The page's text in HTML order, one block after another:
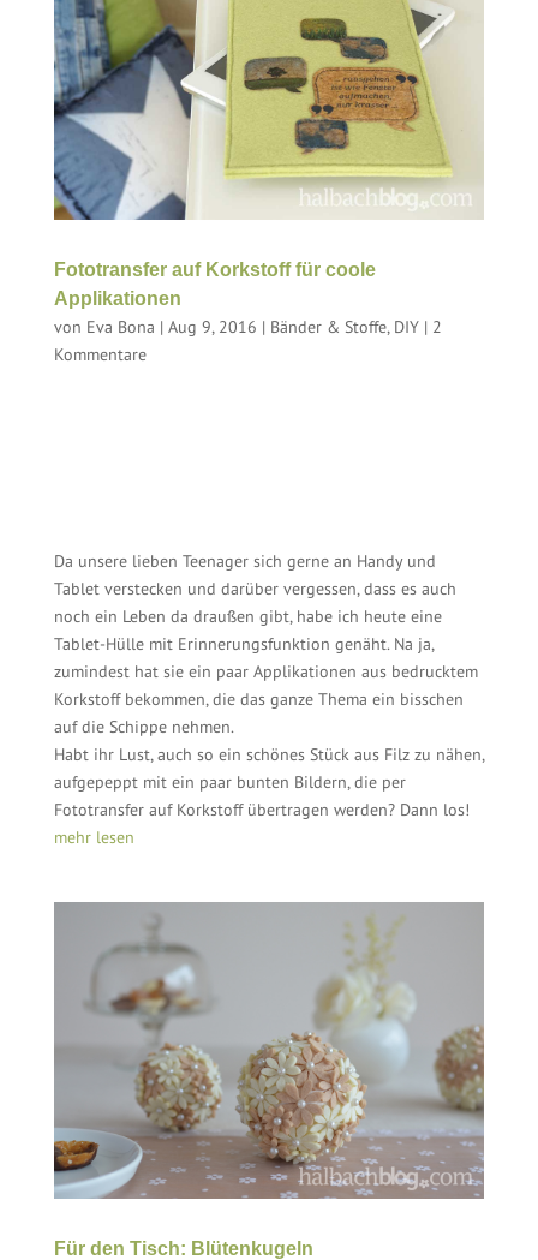
Fototransfer auf Korkstoff für coole
Applikationen
von Eva Bona | Aug 9, 2016 | Bänder & Stoffe, DIY| 2
Kommentare
Da unsere lieben Teenager sich gerne an Handy und
Tablet verstecken und darüber vergessen, dass es auch
noch ein Leben da draußen gibt, habe ich heute eine
Tablet-Hülle mit Erinnerungsfunktion genäht. Na ja,
zumindest hat sie ein paar Applikationen aus bedrucktem
Korkstoff bekommen, die das ganze Thema ein bisschen
auf die Schippe nehmen.
Habt ihr Lust, auch so ein schönes Stück aus Filz zu nähen,
aufgepeppt mit ein paar bunten Bildern, die per
Fototransfer auf Korkstoff übertragen werden? Dann los!
mehr lesen
Für den Tisch: Blütenkugeln